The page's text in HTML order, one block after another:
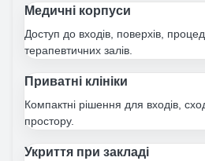
Медичні корпуси
Доступ до входів, поверхів,
терапевтичних залів.
Приватні клініки
Компактні рішення для входів,
простору.
Укриття при закладі